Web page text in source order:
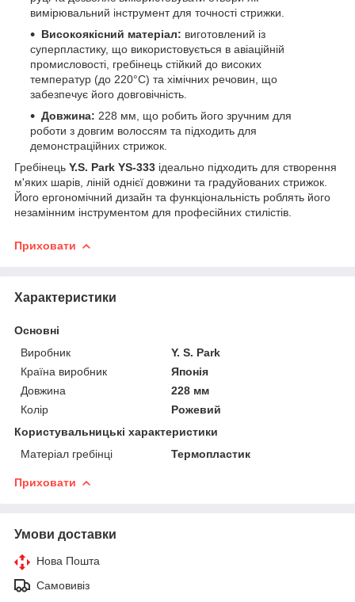
вимірювальний інструмент для точності стрижки. ​
Високоякісний матеріал: виготовлений із
суперпластику, що використовується в авіаційній
промисловості, гребінець стійкий до високих
температур (до 220°C) та хімічних речовин, що
забезпечує його довговічність.
Довжина: 228 мм, що робить його зручним для
роботи з довгим волоссям та підходить для
демонстраційних стрижок. ​
Гребінець Y.S. Park YS-333 ідеально підходить для створення
м'яких шарів, ліній однієї довжини та градуйованих стрижок.
Його ергономічний дизайн та функціональність роблять його
незамінним інструментом для професійних стилістів.
Приховати
Характеристики
Основні
Виробник
Y. S. Park
Країна виробник
Японія
Довжина
228 мм
Колір
Рожевий
Користувальницькі характеристики
Матеріал гребінці
Термопластик
Приховати
Умови доставки
Нова Пошта
Самовивіз